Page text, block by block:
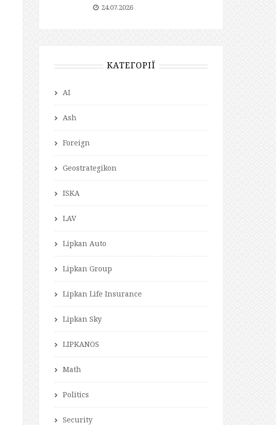
24.07.2026
КАТЕГОРІЇ
AI
Ash
Foreign
Geostrategikon
ISKA
LAV
Lipkan Auto
Lipkan Group
Lipkan Life Insurance
Lipkan Sky
LIPKANOS
Math
Politics
Security